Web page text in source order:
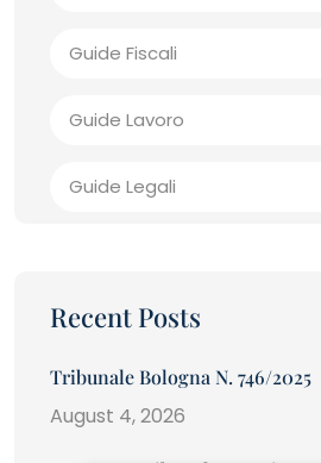
Guide Fiscali
Guide Lavoro
Guide Legali
Recent Posts
Tribunale Bologna N. 746/2025
August 4, 2026